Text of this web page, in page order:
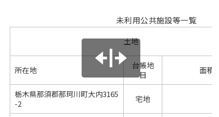
未利用公共施設等一覧
土地
所在地
台帳地
目
面積
栃木県那須郡那珂川町大内3165
-2
宅地